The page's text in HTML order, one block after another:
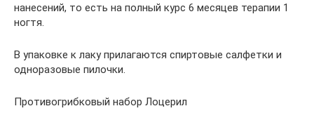
нанесений, то есть на полный курс 6 месяцев терапии 1
ногтя.
В упаковке к лаку прилагаются спиртовые салфетки и
одноразовые пилочки.
Противогрибковый набор Лоцерил